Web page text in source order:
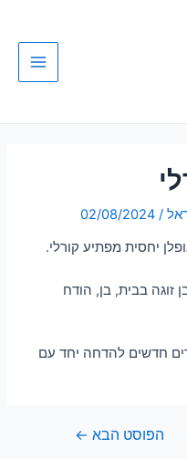
/
02/08/2024
יחסית מפתיע קורלי.
בבית, בן, הודח
חדשים להדחה יחד עם
הפוסט הבא←